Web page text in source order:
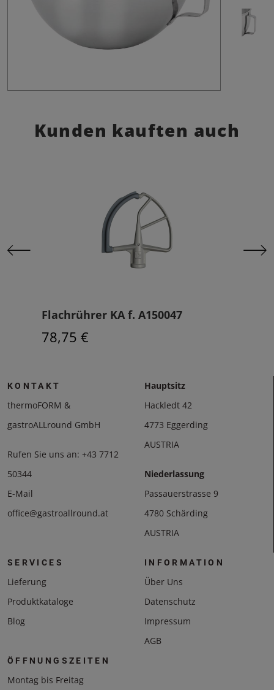
Kunden kauften auch
Flachrührer KA f. A150047
78,75 €
KONTAKT
thermoFORM &
gastroALLround GmbH
Rufen Sie uns an: +43 7712
50344
E-Mail
office@gastroallround.at
Hauptsitz
Hackledt 42
4773 Eggerding
AUSTRIA
Niederlassung
Passauerstrasse 9
4780 Schärding
AUSTRIA
SERVICES
Lieferung
Produktkataloge
Blog
INFORMATION
Über Uns
Datenschutz
Impressum
AGB
ÖFFNUNGSZEITEN
Montag bis Freitag